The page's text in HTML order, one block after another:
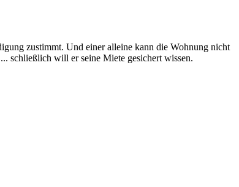
zustimmt. Und einer alleine kann die Wohnung nicht
schließlich will er seine Miete gesichert wissen.